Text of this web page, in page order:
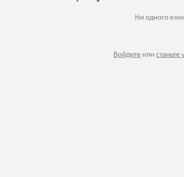
Ни одного
Войдите илистаньте